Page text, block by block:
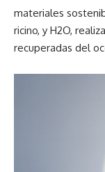
materiales
ricino, y H2O,
recuperadas del